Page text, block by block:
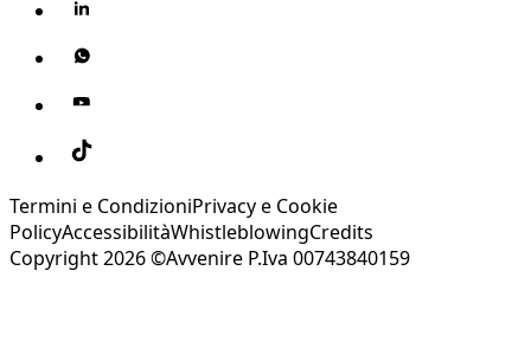
Termini e CondizioniPrivacy e Cookie
PolicyAccessibilitàWhistleblowingCredits
Copyright 2026 ©Avvenire P.Iva 00743840159